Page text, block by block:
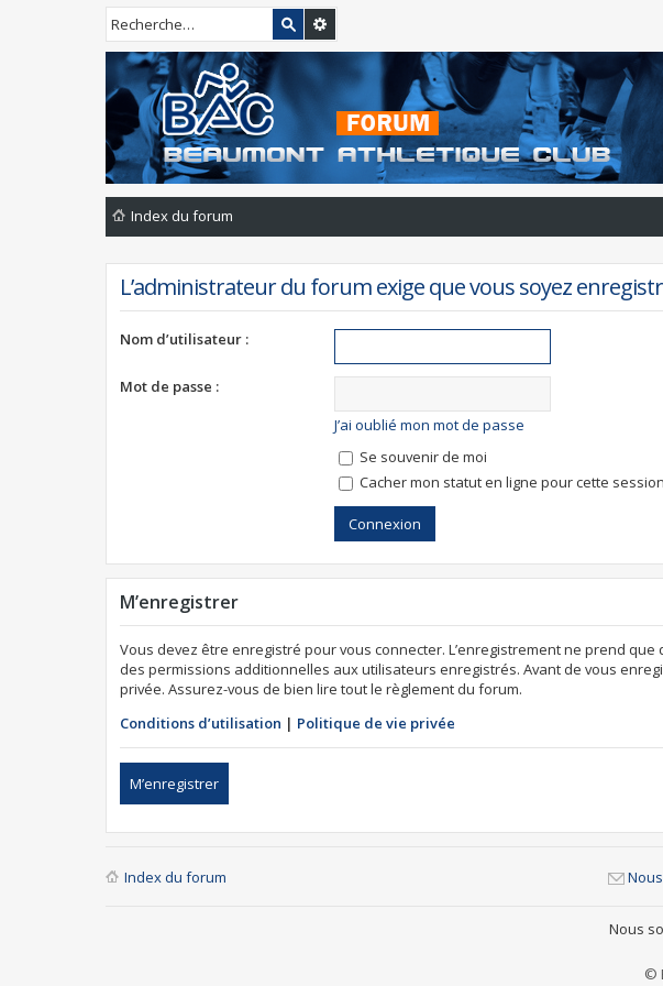
Index du forum
L’administrateur du forum exige que vous soyez
Nom d’utilisateur :
Mot de passe :
J’ai oublié mon mot de passe
Se souvenir de moi
Cacher mon statut en ligne pour cette session
M’enregistrer
Vous devez être enregistré pour vous connecter. L’enregistrement ne prend
des permissions additionnelles aux utilisateurs enregistrés. Avant de vous
privée. Assurez-vous de bien lire tout le règlement du forum.
Conditions d’utilisation | Politique de vie privée
M’enregistrer
Index du forum
Nous
©